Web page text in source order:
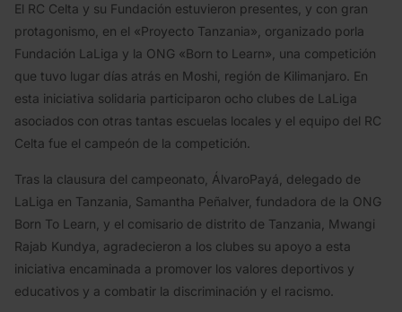
El RC Celta y su Fundación estuvieron presentes, y con gran
protagonismo, en el «Proyecto Tanzania», organizado porla
Fundación LaLiga y la ONG «Born to Learn», una competición
que tuvo lugar días atrás en Moshi, región de Kilimanjaro. En
esta iniciativa solidaria participaron ocho clubes de LaLiga
asociados con otras tantas escuelas locales y el equipo del RC
Celta fue el campeón de la competición.
Tras la clausura del campeonato, ÁlvaroPayá, delegado de
LaLiga en Tanzania, Samantha Peñalver, fundadora de la ONG
Born To Learn, y el comisario de distrito de Tanzania, Mwangi
Rajab Kundya, agradecieron a los clubes su apoyo a esta
iniciativa encaminada a promover los valores deportivos y
educativos y a combatir la discriminación y el racismo.